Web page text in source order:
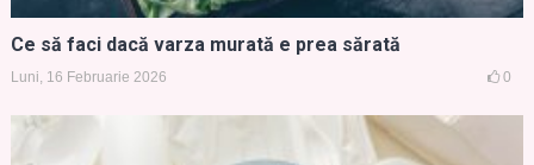
Ce să faci dacă varza murată e prea sărată
Luni, 16 Februarie 2026 0